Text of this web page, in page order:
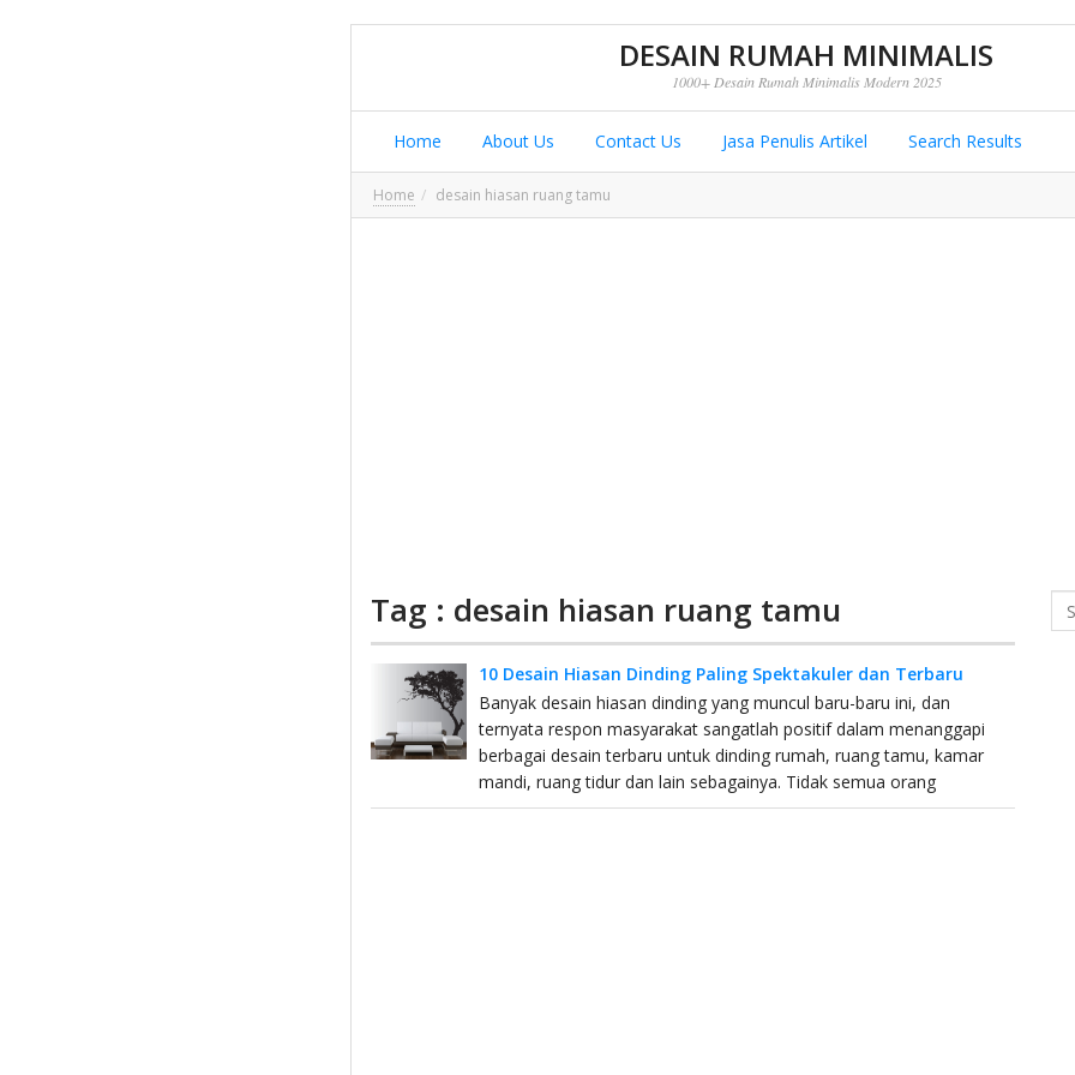
DESAIN RUMAH MINIMALIS
1000+ Desain Rumah Minimalis Modern 2025
Home About Us Contact Us Jasa Penulis Artikel Search Results
Home desain hiasan ruang tamu
Tag : desain hiasan ruang tamu
10 Desain Hiasan Dinding Paling Spektakuler dan Terbaru
Banyak desain hiasan dinding yang muncul baru-baru ini, dan
ternyata respon masyarakat sangatlah positif dalam menanggapi
berbagai desain terbaru untuk dinding rumah, ruang tamu, kamar
mandi, ruang tidur dan lain sebagainya. Tidak semua orang